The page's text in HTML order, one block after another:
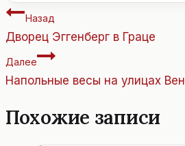
Навигация
по
записям
Назад
Дворец Эггенберг в Граце
Далее
Напольные весы на улицах
Похожие записи